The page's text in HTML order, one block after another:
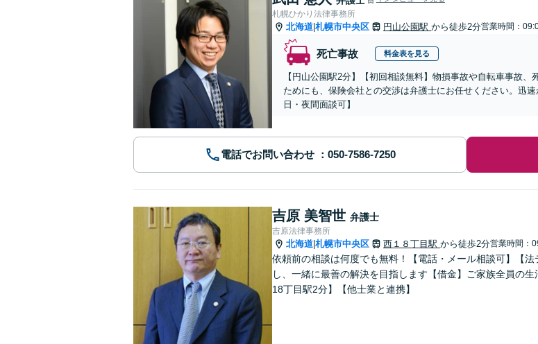
札幌ひかり法律事務所
北海道 札幌市中央区 円山公園駅 から徒歩2分営業時間：
死亡事故 料金表を見る
【円山公園駅2分】【初回相談無料】物損事故や自転車事故
ためにも、保険会社との交渉は弁護士にお任せください。迅
日・夜間面談可】
電話でお問い合わせ
吉原 美智世 弁護士
吉原法律事務所
北海道 札幌市中央区 西１８丁目駅 から徒歩2分営業時間：
依頼前の相談は何度でも無料！【電話・メール相談可】【
し、一緒に最善の解決を目指します【借金】ご家族全員の
18丁目駅2分】【他士業と連携】